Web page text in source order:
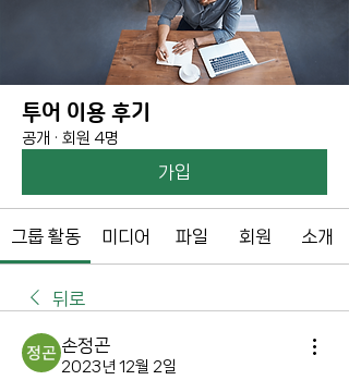
투어 이용 후기
공개 · 회원 4명
가입
그룹 활동 미디어 파일 회원 소개
뒤로
손정곤
2023년 12월 2일